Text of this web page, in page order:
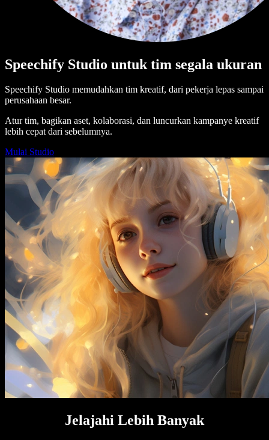
Speechify Studio untuk tim segala ukuran
Speechify Studio memudahkan tim kreatif, dari pekerja lepas sampai
perusahaan besar.
Atur tim, bagikan aset, kolaborasi, dan luncurkan kampanye kreatif
lebih cepat dari sebelumnya.
Mulai Studio
Jelajahi Lebih Banyak